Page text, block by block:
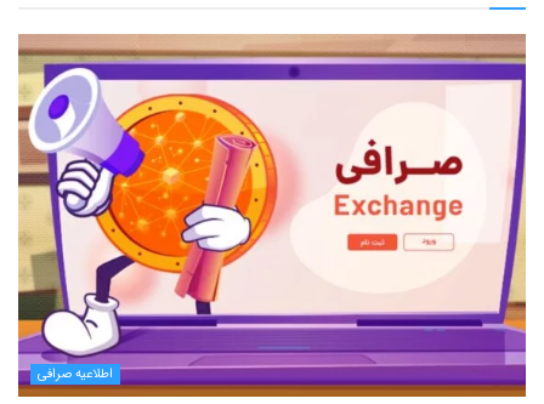
اطلاعیه صرافی